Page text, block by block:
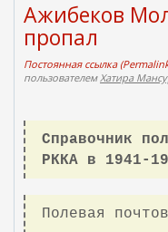
Ажибеков
пропал
Постоянная ссылка
пользователемХатира
Справочник
РККА в 1941-
Полевая